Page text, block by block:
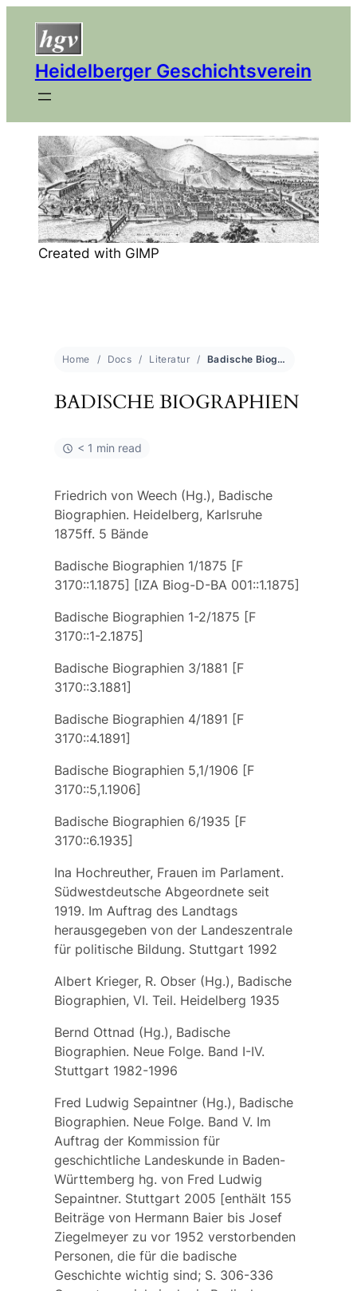
Heidelberger Geschichtsverein
Created with GIMP
Home Docs Literatur Badische Biographien
BADISCHE BIOGRAPHIEN
< 1 min read
Friedrich von Weech (Hg.), Badische
Biographien. Heidelberg, Karlsruhe
1875ff. 5 Bände
Badische Biographien 1/1875 [F
3170::1.1875] [IZA Biog-D-BA 001::1.1875]
Badische Biographien 1-2/1875 [F
3170::1-2.1875]
Badische Biographien 3/1881 [F
3170::3.1881]
Badische Biographien 4/1891 [F
3170::4.1891]
Badische Biographien 5,1/1906 [F
3170::5,1.1906]
Badische Biographien 6/1935 [F
3170::6.1935]
Ina Hochreuther, Frauen im Parlament.
Südwestdeutsche Abgeordnete seit
1919. Im Auftrag des Landtags
herausgegeben von der Landeszentrale
für politische Bildung. Stuttgart 1992
Albert Krieger, R. Obser (Hg.), Badische
Biographien, VI. Teil. Heidelberg 1935
Bernd Ottnad (Hg.), Badische
Biographien. Neue Folge. Band I-IV.
Stuttgart 1982-1996
Fred Ludwig Sepaintner (Hg.), Badische
Biographien. Neue Folge. Band V. Im
Auftrag der Kommission für
geschichtliche Landeskunde in Baden-
Württemberg hg. von Fred Ludwig
Sepaintner. Stuttgart 2005 [enthält 155
Beiträge von Hermann Baierbis Josef
Ziegelmeyerzu vor 1952 verstorbenden
Personen, die für die badische
Geschichte wichtig sind; S. 306-336